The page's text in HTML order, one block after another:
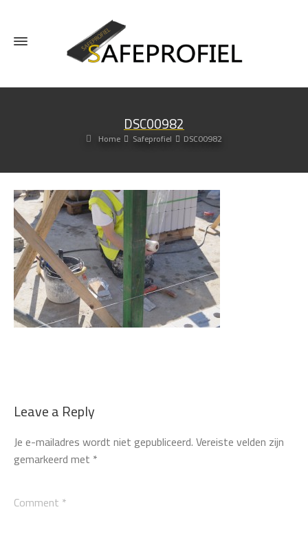
DSC00982
Home Safeprofiel DSC00982
Leave a Reply
Je e-mailadres wordt niet gepubliceerd.Vereiste velden zijn
gemarkeerd met *